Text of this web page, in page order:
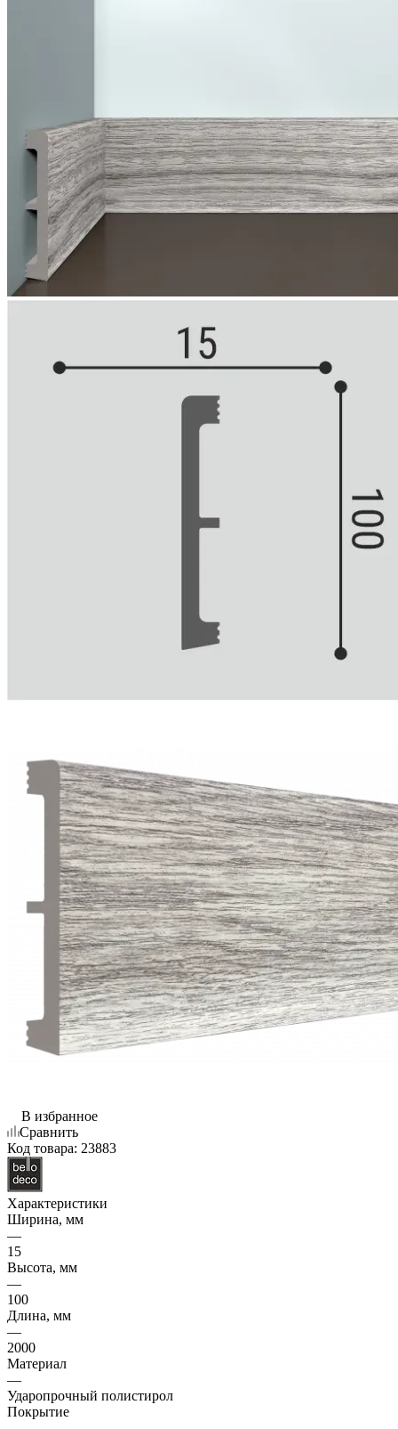
В избранное
Сравнить
Код товара: 23883
Характеристики
Ширина, мм
—
15
Высота, мм
—
100
Длина, мм
—
2000
Материал
—
Ударопрочный полистирол
Покрытие